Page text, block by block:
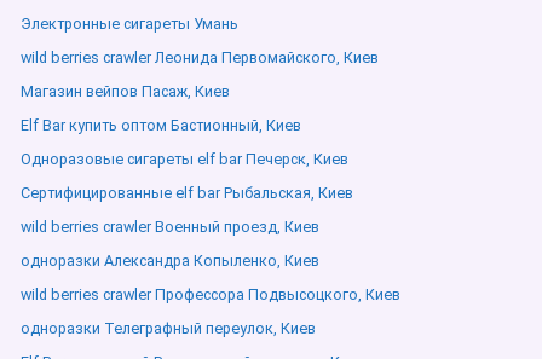
Электронные сигареты Умань
wild berries crawler Леонида Первомайского, Киев
Магазин вейпов Пасаж, Киев
Elf Bar купить оптом Бастионный, Киев
Одноразовые сигареты elf bar Печерск, Киев
Сертифицированные elf bar Рыбальская, Киев
wild berries crawler Военный проезд, Киев
одноразки Александра Копыленко, Киев
wild berries crawler Профессора Подвысоцкого, Киев
одноразки Телеграфный переулок, Киев